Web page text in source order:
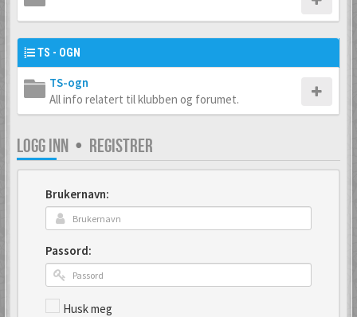
TS - OGN
TS-ogn
All info relatert til klubben og forumet.
LOGG INN • REGISTRER
Brukernavn:
Passord:
Husk meg